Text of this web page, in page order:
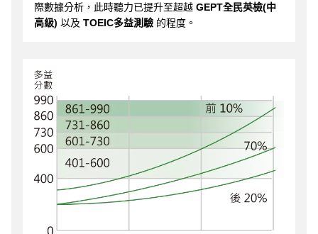
際數據分析，此時聽力已提升至超越 GEPT全民英檢(中
高級) 以及 TOEIC多益測驗 的程度。